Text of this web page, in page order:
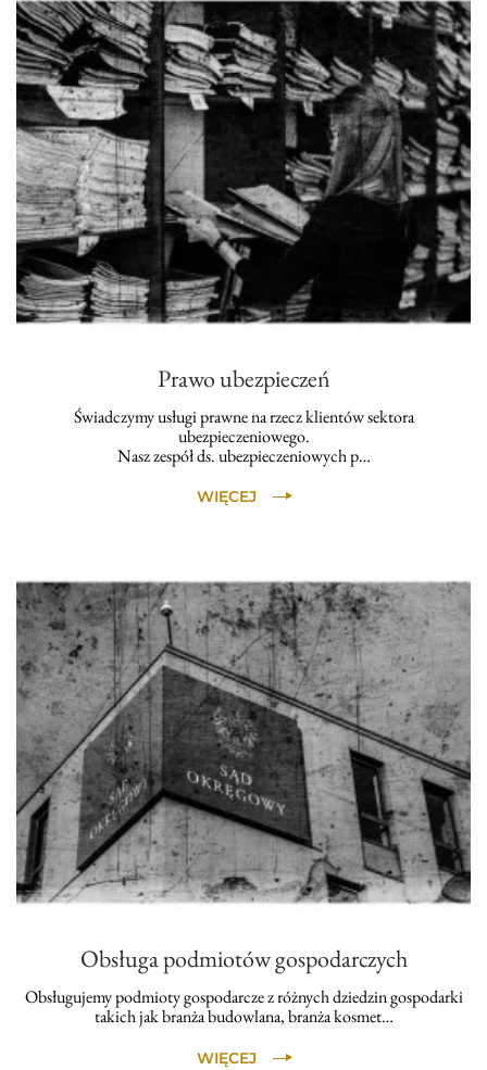
Prawo ubezpieczeń
Świadczymy usługi prawne na rzecz klientów sektora
ubezpieczeniowego.
Nasz zespół ds. ubezpieczeniowych p…
WIĘCEJ
Obsługa podmiotów gospodarczych
Obsługujemy podmioty gospodarcze z różnych dziedzin gospodarki
takich jak branża budowlana, branża kosmet…
WIĘCEJ